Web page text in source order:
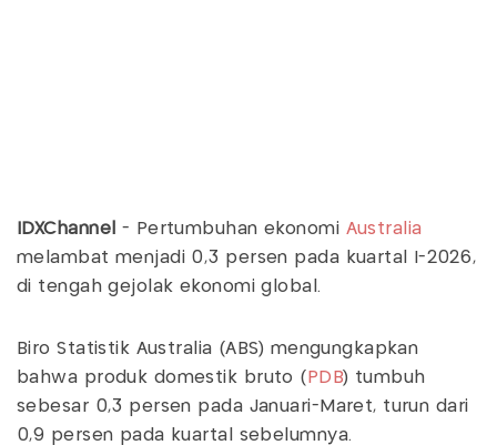
IDXChannel - Pertumbuhan ekonomi Australia
melambat menjadi 0,3 persen pada kuartal I-2026,
di tengah gejolak ekonomi global.
Biro Statistik Australia (ABS) mengungkapkan
bahwa produk domestik bruto ( PDB) tumbuh
sebesar 0,3 persen pada Januari-Maret, turun dari
0,9 persen pada kuartal sebelumnya.